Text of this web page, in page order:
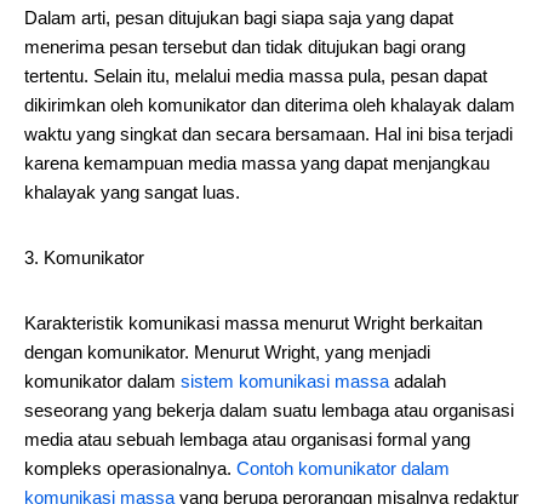
Dalam arti, pesan ditujukan bagi siapa saja yang dapat
menerima pesan tersebut dan tidak ditujukan bagi orang
tertentu. Selain itu, melalui media massa pula, pesan dapat
dikirimkan oleh komunikator dan diterima oleh khalayak dalam
waktu yang singkat dan secara bersamaan. Hal ini bisa terjadi
karena kemampuan media massa yang dapat menjangkau
khalayak yang sangat luas.
3. Komunikator
Karakteristik komunikasi massa menurut Wright berkaitan
dengan komunikator. Menurut Wright, yang menjadi
komunikator dalam sistem komunikasi massa adalah
seseorang yang bekerja dalam suatu lembaga atau organisasi
media atau sebuah lembaga atau organisasi formal yang
kompleks operasionalnya. Contoh komunikator dalam
komunikasi massa yang berupa perorangan misalnya redaktur